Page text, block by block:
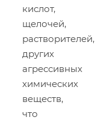
кислот,
щелочей,
растворителей,
других
агрессивных
химических
веществ,
что